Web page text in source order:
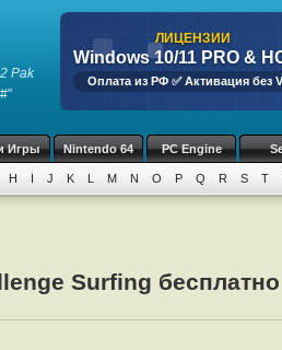
2 Pak
ЛИЦЕНЗИИ
Windows 10/11 PRO &
Оплата из РФ ✅ Активация без
Игры Nintendo 64 PC Engine
H I J K L M N O P Q R S T
Surfing